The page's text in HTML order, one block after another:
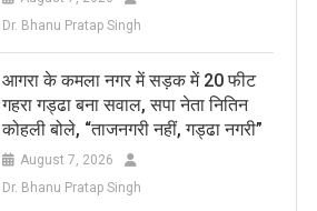
Dr. Bhanu Pratap Singh
आगरा के कमला नगर में सड़क में 20 फीट
गहरा गड्ढा बना सवाल, सपा नेता नितिन
कोहली बोले, “ताजनगरी नहीं, गड्ढा नगरी”
August 7, 2026
Dr. Bhanu Pratap Singh